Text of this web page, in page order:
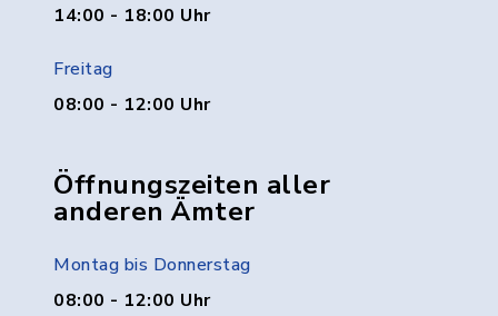
14:00 - 18:00 Uhr
Freitag
08:00 - 12:00 Uhr
Öffnungszeiten aller
anderen Ämter
Montag bis Donnerstag
08:00 - 12:00 Uhr